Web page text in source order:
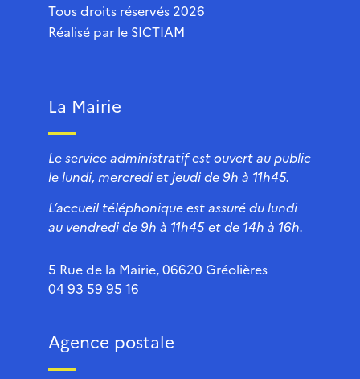
Tous droits réservés 2026
Réalisé par le SICTIAM
La Mairie
Le service administratif est ouvert au public
le lundi, mercredi et jeudi de 9h à 11h45.
L’accueil téléphonique est assuré du lundi
au vendredi de 9h à 11h45 et de 14h à 16h.
5 Rue de la Mairie, 06620 Gréolières
04 93 59 95 16
Agence postale